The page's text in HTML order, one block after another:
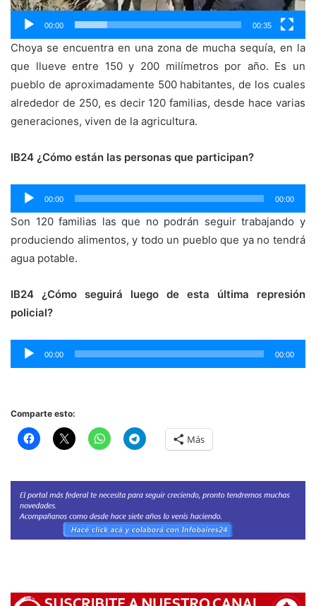
00:00 00:35
Choya se encuentra en una zona de mucha sequía, en la
que llueve entre 150 y 200 milímetros por año. Es un
pueblo de aproximadamente 500 habitantes, de los cuales
alrededor de 250, es decir 120 familias, desde hace varias
generaciones, viven de la agricultura.
IB24 ¿Cómo están las personas que participan?
Reproductor
de
audio
00:00 00:00
Son 120 familias las que no podrán seguir trabajando y
produciendo alimentos, y todo un pueblo que ya no tendrá
agua potable.
IB24 ¿Cómo seguirá luego de esta última represión
policial?
Reproductor
de
00:00 00:00
Comparte esto:
Más